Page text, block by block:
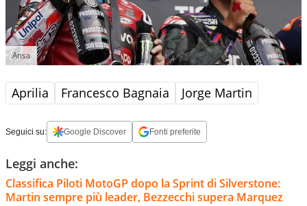
Ansa
Aprilia Francesco Bagnaia Jorge Martin
Seguici su: Google Discover Fonti preferite
Leggi anche:
Classifica Piloti MotoGP dopo la Sprint di Silverstone:
Martin sempre più leader, Bezzecchi supera Marquez